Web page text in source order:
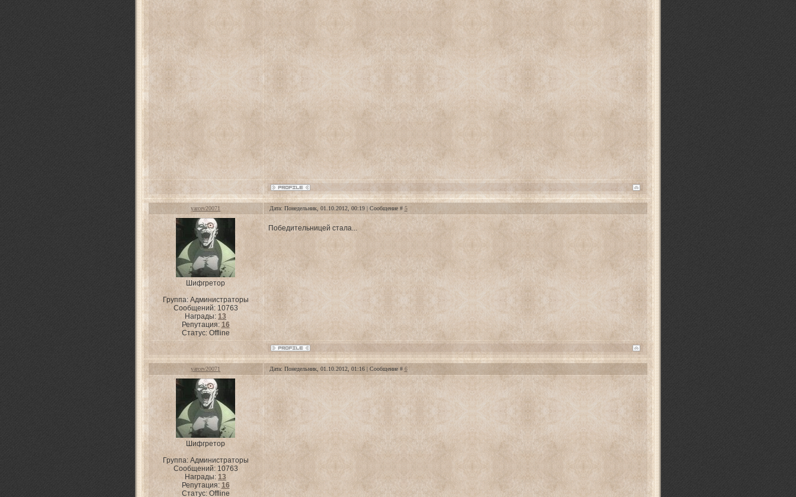
yarcev20071 Дата: Понедельник, 01.10.2012, 00:19 | Сообщение # 5
Шифгретор
Группа: Администраторы
Сообщений: 10763
Награды:13
Репутация: 16
Статус: Offline
Победительницей стала...
yarcev20071 Дата: Понедельник, 01.10.2012, 01:16 | Сообщение # 6
Шифгретор
Группа: Администраторы
Сообщений: 10763
Награды:13
Репутация: 16
Статус: Offline